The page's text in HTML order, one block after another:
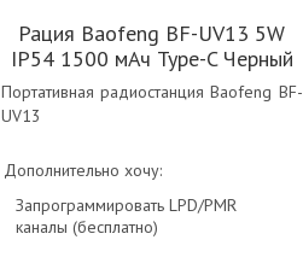
Рация Baofeng BF-UV13 5W
IP54 1500 мАч Type-C Черный
Портативная радиостанция Baofeng BF-
UV13
Дополнительно хочу:
Запрограммировать LPD/PMR
каналы (бесплатно)